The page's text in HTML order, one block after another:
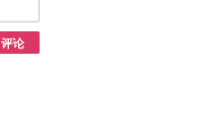
评论